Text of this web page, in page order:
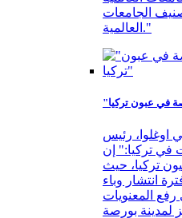
الجامعات
العالمية."
اوغلوا، رئيس
في تركيا:" إن
تركيا، حيث
انتشار وباء
رفع المعنويات